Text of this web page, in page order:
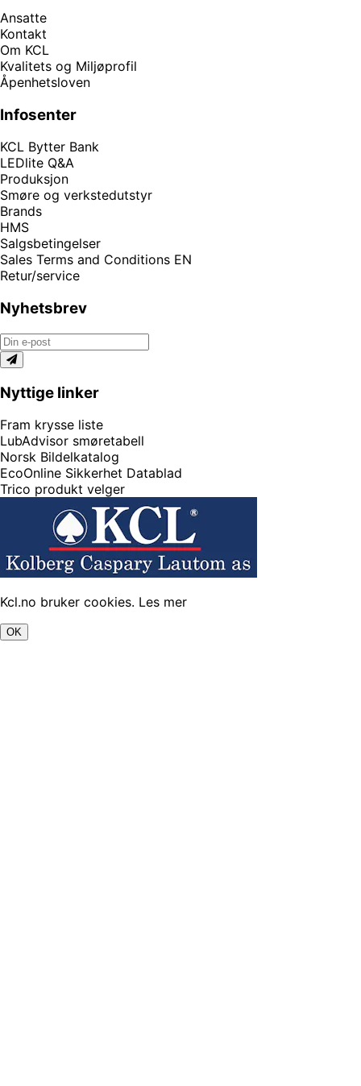
Ansatte
Kontakt
Om KCL
Kvalitets og Miljøprofil
Åpenhetsloven
Infosenter
KCL Bytter Bank
LEDlite Q&A
Produksjon
Smøre og verkstedutstyr
Brands
HMS
Salgsbetingelser
Sales Terms and Conditions EN
Retur/service
Nyhetsbrev
Nyttige linker
Fram krysse liste
LubAdvisor smøretabell
Norsk Bildelkatalog
EcoOnline Sikkerhet Datablad
Trico produkt velger
Kcl.no bruker cookies. Les mer
OK